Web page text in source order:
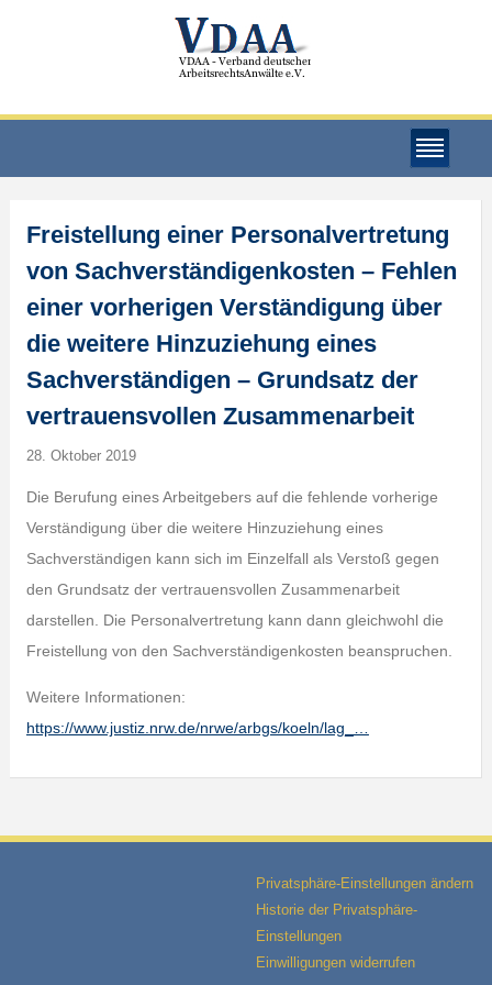
Freistellung einer Personalvertretung
von Sachverständigenkosten – Fehlen
einer vorherigen Verständigung über
die weitere Hinzuziehung eines
Sachverständigen – Grundsatz der
vertrauensvollen Zusammenarbeit
28. Oktober 2019
Die Berufung eines Arbeitgebers auf die fehlende vorherige
Verständigung über die weitere Hinzuziehung eines
Sachverständigen kann sich im Einzelfall als Verstoß gegen
den Grundsatz der vertrauensvollen Zusammenarbeit
darstellen. Die Personalvertretung kann dann gleichwohl die
Freistellung von den Sachverständigenkosten beanspruchen.
Weitere Informationen:
https://www.justiz.nrw.de/nrwe/arbgs/koeln/lag_…
Privatsphäre-Einstellungen ändern
Historie der Privatsphäre-
Einstellungen
Einwilligungen widerrufen